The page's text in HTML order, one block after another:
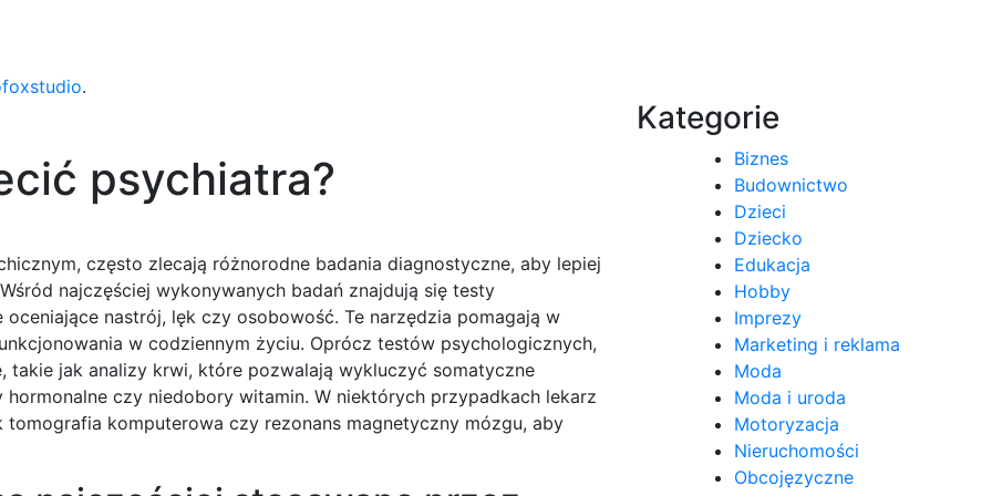
.
psychiatra?
często zlecają różnorodne badania diagnostyczne, aby lepiej
najczęściej wykonywanych badań znajdują się testy
nastrój, lęk czy osobowość. Te narzędzia pomagają w
w codziennym życiu. Oprócz testów psychologicznych,
jak analizy krwi, które pozwalają wykluczyć somatyczne
czy niedobory witamin. W niektórych przypadkach lekarz
komputerowa czy rezonans magnetyczny mózgu, aby
Kategorie
Biznes
Budownictwo
Dzieci
Dziecko
Edukacja
Hobby
Imprezy
Marketing i reklama
Moda
Moda i uroda
Motoryzacja
Nieruchomości
Obcojęzyczne